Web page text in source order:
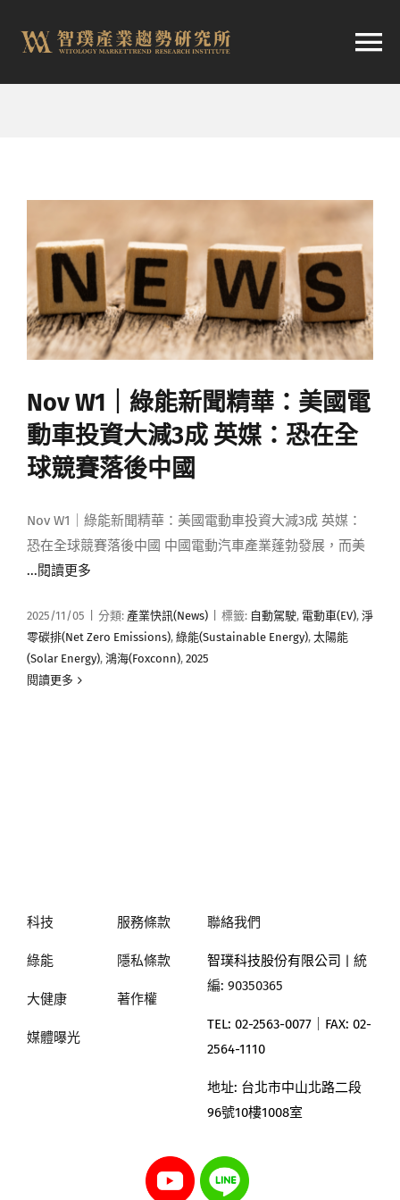
容
航
市場快訊
產業日報
媒體曝光
中文
Nov W1｜綠能新聞精華：美國電
動車投資大減3成 英媒：恐在全
球競賽落後中國
Nov W1｜綠能新聞精華：美國電動車投資大減3成 英媒：
恐在全球競賽落後中國 中國電動汽車產業蓬勃發展，而美
...閱讀更多
2025/11/05 分類: 產業快訊(News) 標籤: 自動駕駛, 電動車(EV), 淨
零碳排(Net Zero Emissions), 綠能(Sustainable Energy), 太陽能
(Solar Energy), 鴻海(Foxconn), 2025
閱讀更多
科技
綠能
大健康
媒體曝光
服務條款
隱私條款
著作權
聯絡我們
智璞科技股份有限公司
| 統
編: 90350365
TEL: 02-2563-0077｜ FAX: 02-
2564-1110
地址: 台北市中山北路二段
96號10樓1008室